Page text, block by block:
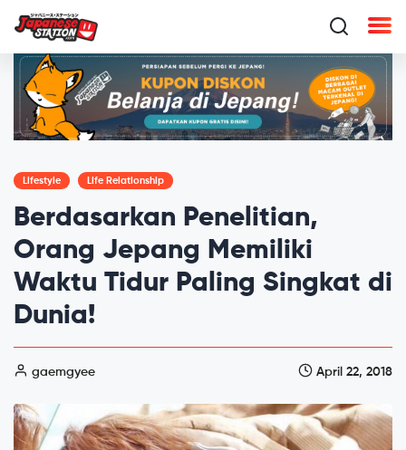
Lifestyle Life Relationship
Berdasarkan Penelitian,
Orang Jepang Memiliki
Waktu Tidur Paling Singkat di
Dunia!
gaemgyee April 22, 2018